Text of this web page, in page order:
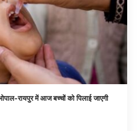
रायपुर में आज बच्चों को पिलाई जाएगी